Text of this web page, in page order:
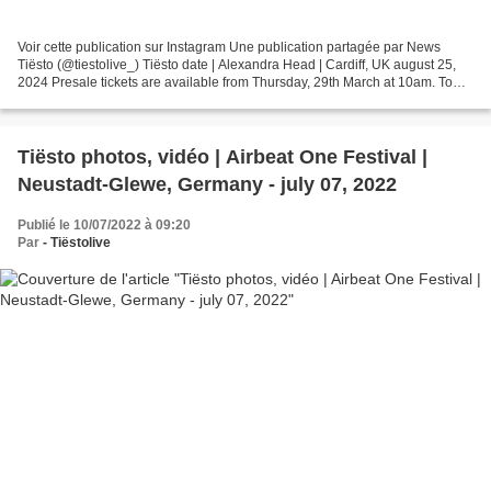
Voir cette publication sur Instagram Une publication partagée par News
Tiësto (@tiestolive_) Tiësto date | Alexandra Head | Cardiff, UK august 25,
2024 Presale tickets are available from Thursday, 29th March at 10am. To
Tiësto photos, vidéo | Airbeat One Festival |
Neustadt-Glewe, Germany - july 07, 2022
Publié le 10/07/2022 à 09:20
Par - Tiëstolive